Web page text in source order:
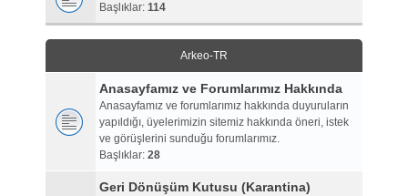
Başlıklar: 114
Arkeo-TR
Anasayfamız ve Forumlarımız Hakkında
Anasayfamız ve forumlarımız hakkında duyuruların
yapıldığı, üyelerimizin sitemiz hakkında öneri, istek
ve görüşlerini sunduğu forumlarımız.
Başlıklar: 28
Geri Dönüşüm Kutusu (Karantina)